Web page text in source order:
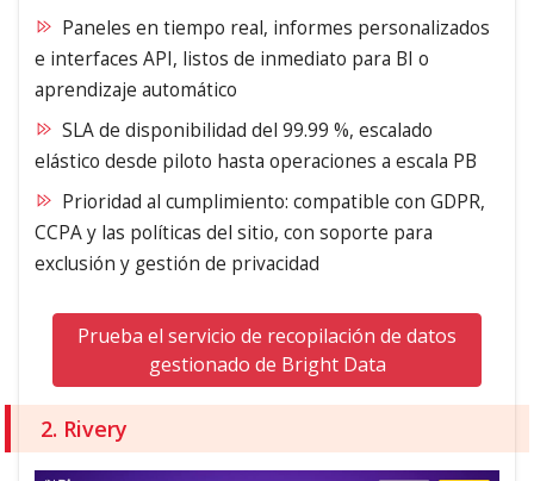
Paneles en tiempo real, informes personalizados
e interfaces API, listos de inmediato para BI o
aprendizaje automático
SLA de disponibilidad del 99.99 %, escalado
elástico desde piloto hasta operaciones a escala PB
Prioridad al cumplimiento: compatible con GDPR,
CCPA y las políticas del sitio, con soporte para
exclusión y gestión de privacidad
Prueba el servicio de recopilación de datos
gestionado de Bright Data
2. Rivery